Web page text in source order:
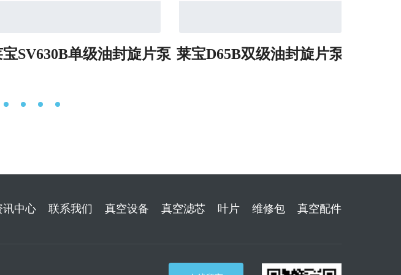
SV630B单级油封旋片泵 莱宝D65B双级油封旋片泵
讯中心 联系我们 真空设备 真空滤芯 叶片 维修包 真空配件